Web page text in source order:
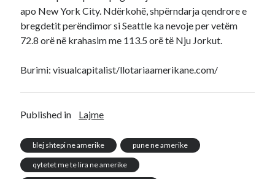
apo New York City. Ndërkohë, shpërndarja qendrore e
bregdetit perëndimor si Seattle ka nevoje per vetëm
72.8 orë në krahasim me 113.5 orë të Nju Jorkut.
Burimi: visualcapitalist/llotariaamerikane.com/
Published in Lajme
blej shtepi ne amerike pune ne amerike
qytetet me te lira ne amerike